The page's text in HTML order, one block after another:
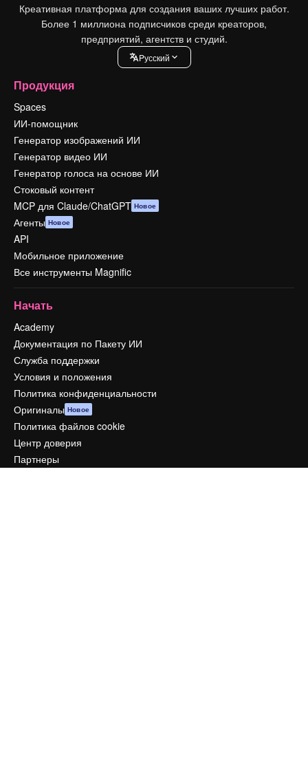
Креативная платформа для создания ваших лучших работ.
Более 1 миллиона подписчиков среди креаторов,
предприятий, агентств и студий.
Pусский
Продукция
Spaces
ИИ-помощник
Генератор изображений ИИ
Генератор видео ИИ
Генератор голоса на основе ИИ
Стоковый контент
MCP для Claude/ChatGPT Новое
Агенты Новое
API
Мобильное приложение
Все инструменты Magnific
Начать
Academy
Документация по Пакету ИИ
Служба поддержки
Условия и положения
Политика конфиденциальности
Оригиналы Новое
Политика файлов cookie
Центр доверия
Партнеры